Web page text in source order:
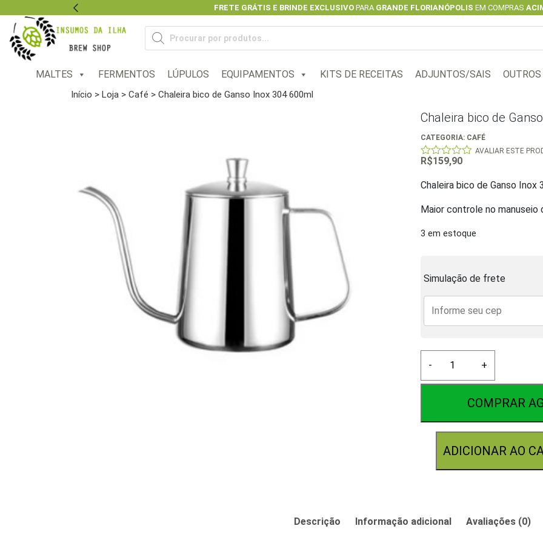
FRETE GRÁTIS E BRINDE EXCLUSIVOPARA GRANDE FLORIANÓPOLIS EM COMPRAS
Previous
Pesquisar
produtos
MALTES FERMENTOS LÚPULOS EQUIPAMENTOS KITS DE RECEITAS ADJUNTOS/SAIS OUTROS
Início > Loja > Café > Chaleira bico de Ganso Inox 304 600ml
Chaleira bico de
CATEGORIA: CAFÉ
0
of
5
AVALIAR ESTE
R$159,90
Chaleira bico de Ganso Inox
Maior controle no manuseio
3 em estoque
Simulação de frete
-
bico
de
304
600ml
quantidade
+
COMPRAR
ADICIONAR AO
Descrição Informação adicional Avaliações (0)